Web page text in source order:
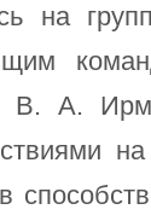
на
В. А.